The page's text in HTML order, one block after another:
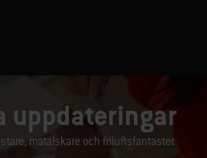
uppdateringar
matälskare och friluftsfantaster.